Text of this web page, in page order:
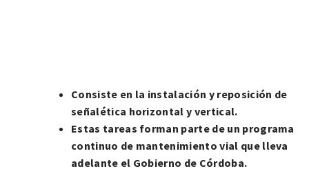
Consiste en la instalación y reposición de
señalética horizontal y vertical.
Estas tareas forman parte de un programa
continuo de mantenimiento vial que lleva
adelante el Gobierno de Córdoba.